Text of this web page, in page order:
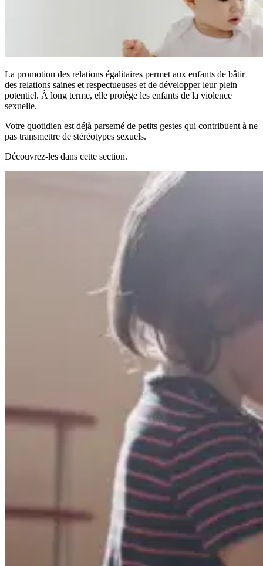
La promotion des relations égalitaires permet aux enfants de bâtir
des relations saines et respectueuses et de développer leur plein
potentiel. À long terme, elle protège les enfants de la violence
sexuelle.
Votre quotidien est déjà parsemé de petits gestes qui contribuent à ne
pas transmettre de stéréotypes sexuels.
Découvrez-les dans cette section.